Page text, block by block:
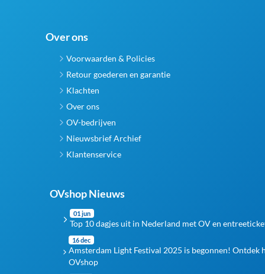
Over ons
Voorwaarden & Policies
Retour goederen en garantie
Klachten
Over ons
OV-bedrijven
Nieuwsbrief Archief
Klantenservice
OVshop Nieuws
01 jun
Top 10 dagjes uit in Nederland met OV en
16 dec
Amsterdam Light Festival 2025 is begonnen! Ontdek
OVshop